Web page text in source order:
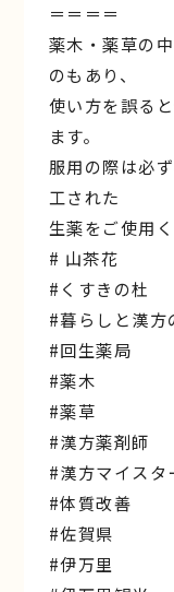
＝＝＝＝
薬木・薬草の
のもあり、
使い方を誤る
ます。
服用の際は必
工された
生薬をご使用く
# 山茶花
#くすきの杜
#暮らしと漢方
#回生薬局
#薬木
#薬草
#漢方薬剤師
#漢方マイスタ
#体質改善
#佐賀県
#伊万里